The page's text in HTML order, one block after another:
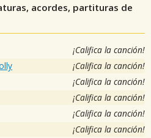
acordes, partituras de
¡Califica la canción!
¡Califica la canción!
¡Califica la canción!
¡Califica la canción!
¡Califica la canción!
¡Califica la canción!